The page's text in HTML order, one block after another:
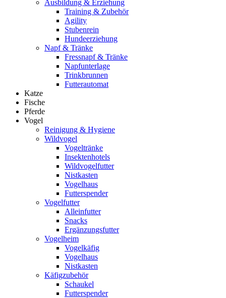
Ausbildung & Erziehung
Training & Zubehör
Agility
Stubenrein
Hundeerziehung
Napf & Tränke
Fressnapf & Tränke
Napfunterlage
Trinkbrunnen
Futterautomat
Katze
Fische
Pferde
Vogel
Reinigung & Hygiene
Wildvogel
Vogeltränke
Insektenhotels
Wildvogelfutter
Nistkasten
Vogelhaus
Futterspender
Vogelfutter
Alleinfutter
Snacks
Ergänzungsfutter
Vogelheim
Vogelkäfig
Vogelhaus
Nistkasten
Käfigzubehör
Schaukel
Futterspender